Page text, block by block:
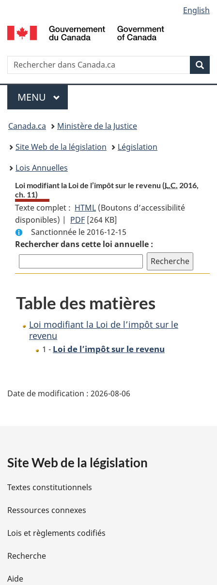
au
contenu
propos
de
la
HTML
simplifiée
selection
English
Recherche
Menu
MENU PRINCIPAL
Vous
etes
ici
Canada.ca
Ministère de la Justice
Site Web de la législation
Législation
Lois Annuelles
Loi modifiant la Loi de l’impôt sur le revenu (L.C. 2016,
ch. 11)
Texte complet : HTML Texte
complet
:
Loi
modifiant
la
l’impôt
le
(Boutons d’accessibilité
disponibles) | PDF Texte
complet
:
Loi
modifiant
de
sur
revenu
[264 KB]
Sanctionnée le 2016-12-15
Rechercher dans cette loi annuelle :
Table des matières
Loi modifiant la Loi de l’impôt sur le
revenu
1 - Loi de l’impôt sur le revenu
é
i
l
s
d
e
l
Date de modification : 2026-08-06
Site Web de la législation
Textes constitutionnels
Ressources connexes
Lois et règlements codifiés
Recherche
Aide